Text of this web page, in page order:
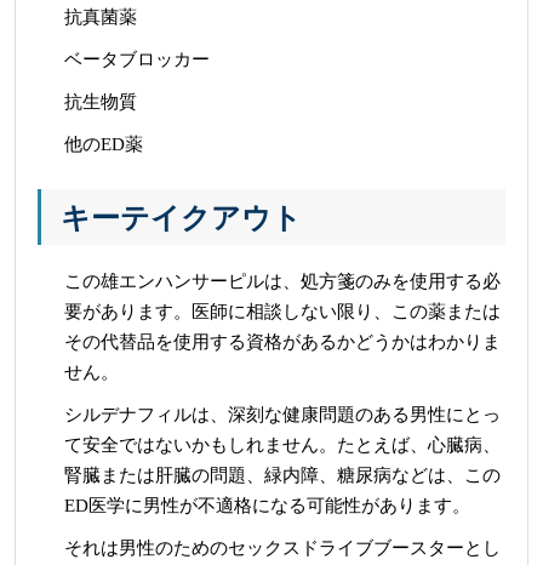
抗真菌薬
ベータブロッカー
抗生物質
他のED薬
キーテイクアウト
この雄エンハンサーピルは、処方箋のみを使用する必
要があります。医師に相談しない限り、この薬または
その代替品を使用する資格があるかどうかはわかりま
せん。
シルデナフィルは、深刻な健康問題のある男性にとっ
て安全ではないかもしれません。たとえば、心臓病、
腎臓または肝臓の問題、緑内障、糖尿病などは、この
ED医学に男性が不適格になる可能性があります。
それは男性のためのセックスドライブブースターとし